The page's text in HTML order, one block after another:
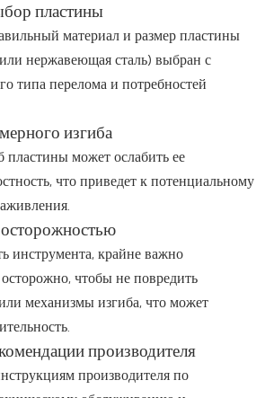
пластины
материал и размер пластины
нержавеющая сталь) выбран с
типа перелома и потребностей
изгиба
пластины может ослабить ее
что приведет к потенциальному
инструмента, крайне важно
чтобы не повредить
механизмы изгиба, что может
производителя
производителя по